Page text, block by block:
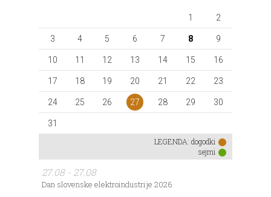
1 2
3 4 5 6 7 8 9
10 11 12 13 14 15 16
17 18 19 20 21 22 23
24 25 26 27 28 29 30
31
LEGENDA: dogodki
sejmi
27.08 - 27.08
Dan slovenske elektroindustrije 2026